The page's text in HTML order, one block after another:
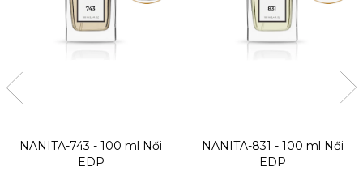
NANITA-743 - 100 ml
Női
EDP
NANITA-831 - 100 ml
Női
EDP